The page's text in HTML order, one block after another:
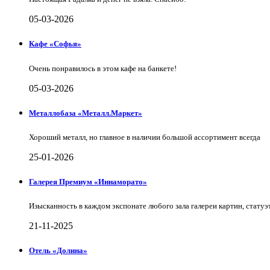
05-03-2026
Кафе «Софья»
Очень понравилось в этом кафе на банкете!
05-03-2026
Металлобаза «Металл.Маркет»
Хороший металл, но главное в наличии большой ассортимент всегда
25-01-2026
Галерея Премиум «Иннаморато»
Изысканность в каждом экспонате любого зала галереи картин,
21-11-2025
Отель «Долина»